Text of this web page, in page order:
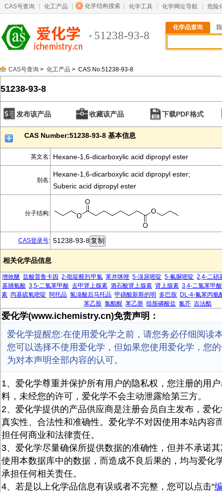
CAS号查询 化工产品 化学结构搜索 化学工具 化学网址导航 危险
51238-93-8
化学品查询
CAS号查询 > 化工产品 > CAS No.51238-93-8
51238-93-8
发布该产品 收藏该产品 下载PDF格式
CAS Number:51238-93-8 基本信息
英文名: Hexane-1,6-dicarboxylic acid dipropyl ester
别名:
Hexane-1,6-dicarboxylic acid dipropyl ester;
Suberic acid dipropyl ester
分子结构:
CAS登录号: 51238-93-8
相关化学品信息
增效醚 盐酸普鲁卡因 2-吡啶醛肟甲氯 苯并咪唑 5-溴尿嘧啶 5-氟脲嘧啶 2,4-二硝
基脯氨酸 3,5-二氯苯甲酸 去甲肾上腺素 酒石酸肾上腺素 肾上腺素 3,4-二氯苯甲酸
素 丙基硫氧嘧啶 阿托品 氢溴酸后马托品 甲磺酸新斯的明 多巴胺 DL-4-氟苯丙氨
苯乙胺 氯酯醒 苯乙肼 组胺磷酸盐 氮芥 吉法酯
爱化学(www.ichemistry.cn)免责声明：
爱化学提醒您:在使用爱化学之前，请您务必仔细阅读
您可以选择不使用爱化学，但如果您使用爱化学，您
为对本声明全部内容的认可。
1、爱化学尊重并保护所有用户的隐私权，您注册的用
料，未经您的许可，爱化学不会主动泄露给第三方。
2、爱化学提供的产品供应商是注册会员自主发布，爱
真实性、合法性和准确性。爱化学不对因使用本站内容
担任何商业和法律责任。
3、爱化学尽量确保所提供数据的准确性，但并不承诺
使用本数据库中的数据，而造成不良后果的，均与爱化
承担任何相关责任。
4、若是以上化学品信息有误或者不完整，您可以点击“